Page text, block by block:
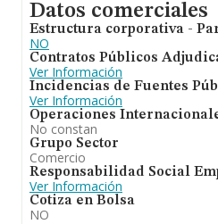
Datos comerciales
Estructura corporativa -
NO
Contratos Públicos
Ver Información
Incidencias de Fuentes
Ver Información
Operaciones
No constan
Grupo Sector
Comercio
Responsabilidad Social
Ver Información
Cotiza en Bolsa
NO